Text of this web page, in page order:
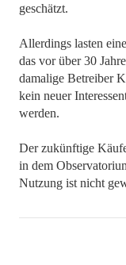
geschätzt.
Allerdings lasten
das vor über 30
damalige Betreiber
kein neuer
werden.
Der zukünftige
in dem
Nutzung ist nicht